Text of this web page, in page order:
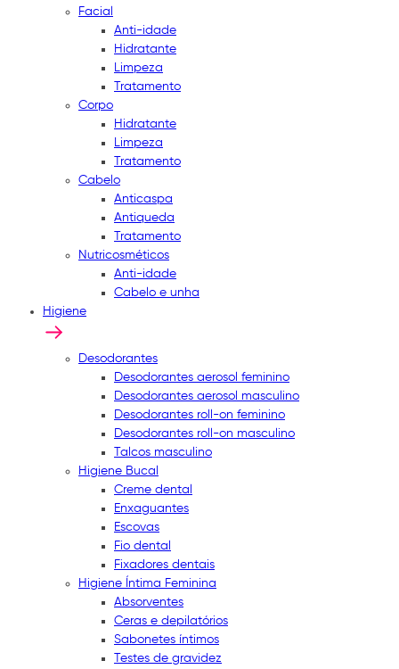
Facial
Anti-idade
Hidratante
Limpeza
Tratamento
Corpo
Hidratante
Limpeza
Tratamento
Cabelo
Anticaspa
Antiqueda
Tratamento
Nutricosméticos
Anti-idade
Cabelo e unha
Higiene
Desodorantes
Desodorantes aerosol feminino
Desodorantes aerosol masculino
Desodorantes roll-on feminino
Desodorantes roll-on masculino
Talcos masculino
Higiene Bucal
Creme dental
Enxaguantes
Escovas
Fio dental
Fixadores dentais
Higiene Íntima Feminina
Absorventes
Ceras e depilatórios
Sabonetes íntimos
Testes de gravidez